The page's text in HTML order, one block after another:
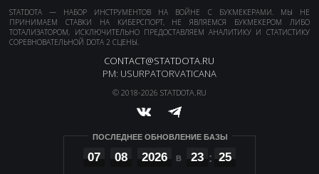
STATDOTA — НАБОР ИНСТРУМЕНТОВ НА ВОЙНЕ С БУКМЕКЕРАМИ. МЫ НЕ
ПРИНИМАЕМ СТАВКИ НА КИБЕРСПОРТ, НЕ ЯВЛЯЕМСЯ БУКМЕКЕРОМ ЛИБО
ТОТАЛИЗАТОРОМ, ИСКЛЮЧИТЕЛЬНО ПРЕДОСТАВЛЯЕМ АНАЛИТИКУ И СТАТИСТИКУ
СОРЕВНОВАТЕЛЬНОЙ DOTA 2 СЦЕНЫ.
CONTACT@STATDOTA.RU
PM: USURPATORVATICANA
© 2018-2026 STATDOTA.RU
ПОСЛЕДНЕЕ ОБНОВЛЕНИЕ БАЗЫ
07 08 2026 23 25